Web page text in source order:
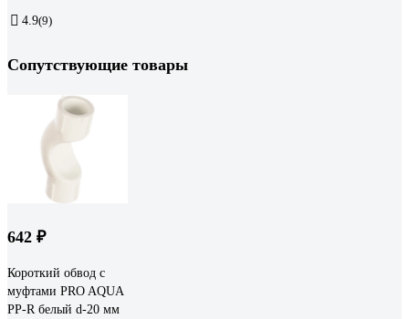
4.9(9)
Сопутствующие товары
642 ₽
Короткий обвод с
муфтами PRO AQUA
PP-R белый d-20 мм